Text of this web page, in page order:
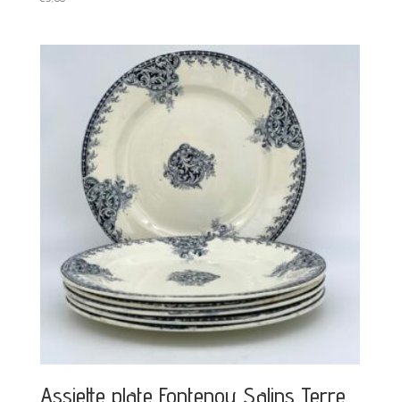
Assiette plate Fontenoy Salins Terre